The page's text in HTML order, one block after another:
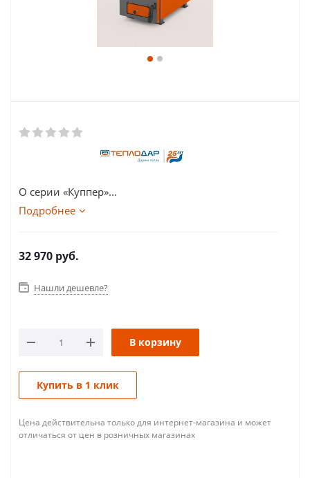
О серии «Куппер»...
Подробнее
32 970 руб.
Нашли дешевле?
В корзину
Купить в 1 клик
Цена действительна только для интернет-магазина и может
отличаться от цен в розничных магазинах